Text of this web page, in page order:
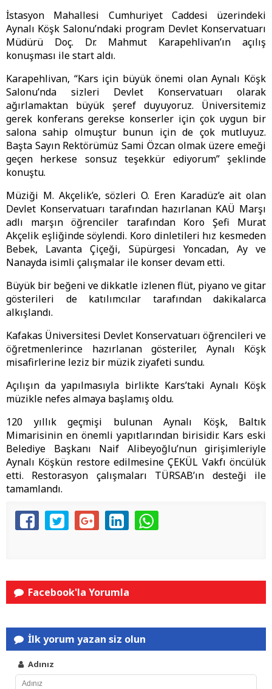
İstasyon Mahallesi Cumhuriyet Caddesi üzerindeki
Aynalı Köşk Salonu’ndaki program Devlet Konservatuarı
Müdürü Doç. Dr. Mahmut Karapehlivan’ın açılış
konuşması ile start aldı.
Karapehlivan, “Kars için büyük önemi olan Aynalı Köşk
Salonu’nda sizleri Devlet Konservatuarı olarak
ağırlamaktan büyük şeref duyuyoruz. Üniversitemiz
gerek konferans gerekse konserler için çok uygun bir
salona sahip olmuştur bunun için de çok mutluyuz.
Başta Sayın Rektörümüz Sami Özcan olmak üzere emeği
geçen herkese sonsuz teşekkür ediyorum” şeklinde
konuştu.
Müziği M. Akçelik’e, sözleri O. Eren Karadüz’e ait olan
Devlet Konservatuarı tarafından hazırlanan KAÜ Marşı
adlı marşın öğrenciler tarafından Koro Şefi Murat
Akçelik eşliğinde söylendi. Koro dinletileri hız kesmeden
Bebek, Lavanta Çiçeği, Süpürgesi Yoncadan, Ay ve
Nanayda isimli çalışmalar ile konser devam etti.
Büyük bir beğeni ve dikkatle izlenen flüt, piyano ve gitar
gösterileri de katılımcılar tarafından dakikalarca
alkışlandı.
Kafakas Üniversitesi Devlet Konservatuarı öğrencileri ve
öğretmenlerince hazırlanan gösteriler, Aynalı Köşk
misafirlerine leziz bir müzik ziyafeti sundu.
Açılışın da yapılmasıyla birlikte Kars’taki Aynalı Köşk
müzikle nefes almaya başlamış oldu.
120 yıllık geçmişi bulunan Aynalı Köşk, Baltık
Mimarisinin en önemli yapıtlarından birisidir. Kars eski
Belediye Başkanı Naif Alibeyoğlu’nun girişimleriyle
Aynalı Köşkün restore edilmesine ÇEKÜL Vakfı öncülük
etti. Restorasyon çalışmaları TÜRSAB’ın desteği ile
tamamlandı.
Facebook'la Yorumla
İlk yorum yazan siz olun
Adınız